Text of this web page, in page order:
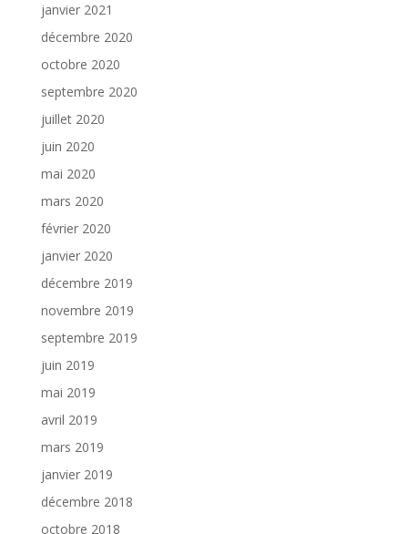
janvier 2021
décembre 2020
octobre 2020
septembre 2020
juillet 2020
juin 2020
mai 2020
mars 2020
février 2020
janvier 2020
décembre 2019
novembre 2019
septembre 2019
juin 2019
mai 2019
avril 2019
mars 2019
janvier 2019
décembre 2018
octobre 2018